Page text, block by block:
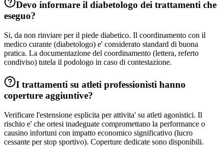
Devo informare il diabetologo dei trattamenti che
eseguo?
Si, da non rinviare per il piede diabetico. Il coordinamento con il
medico curante (diabetologo) e' considerato standard di buona
pratica. La documentazione del coordinamento (lettera, referto
condiviso) tutela il podologo in caso di contestazione.
I trattamenti su atleti professionisti hanno
coperture aggiuntive?
Verificare l'estensione esplicita per attivita' su atleti agonistici. Il
rischio e' che ortesi inadeguate compromettano la performance o
causino infortuni con impatto economico significativo (lucro
cessante per stop sportivo). Coperture dedicate sono disponibili.